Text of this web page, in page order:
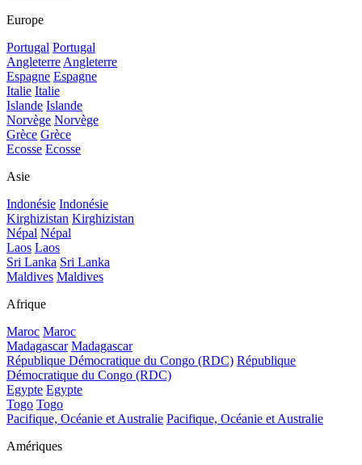
Europe
Portugal Portugal
Angleterre Angleterre
Espagne Espagne
Italie Italie
Islande Islande
Norvège Norvège
Grèce Grèce
Ecosse Ecosse
Asie
Indonésie Indonésie
Kirghizistan Kirghizistan
Népal Népal
Laos Laos
Sri Lanka Sri Lanka
Maldives Maldives
Afrique
Maroc Maroc
Madagascar Madagascar
République Démocratique du Congo (RDC) République
Démocratique du Congo (RDC)
Egypte Egypte
Togo Togo
Pacifique, Océanie et Australie Pacifique, Océanie et Australie
Amériques